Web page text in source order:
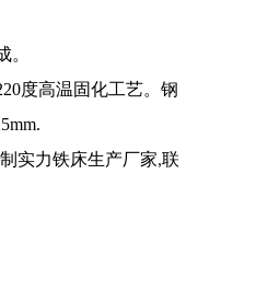
度高温固化工艺。钢
制实力铁床生产厂家,联